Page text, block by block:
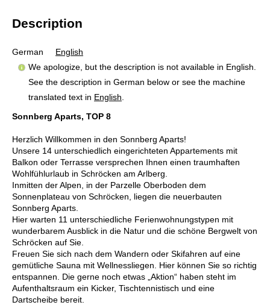
Description
German
English
We apologize, but the description is not available in English.
See the description in German below or see the machine
translated text in English
Sonnberg Aparts, TOP 8
Herzlich Willkommen in den Sonnberg Aparts!
Unsere 14 unterschiedlich eingerichteten Appartements mit
Balkon oder Terrasse versprechen Ihnen einen traumhaften
Wohlfühlurlaub in Schröcken am Arlberg.
Inmitten der Alpen, in der Parzelle Oberboden dem
Sonnenplateau von Schröcken, liegen die neuerbauten
Sonnberg Aparts.
Hier warten 11 unterschiedliche Ferienwohnungstypen mit
wunderbarem Ausblick in die Natur und die schöne Bergwelt von
Schröcken auf Sie.
Freuen Sie sich nach dem Wandern oder Skifahren auf eine
gemütliche Sauna mit Wellnessliegen. Hier können Sie so richtig
entspannen. Die gerne noch etwas „Aktion“ haben steht im
Aufenthaltsraum ein Kicker, Tischtennistisch und eine
Dartscheibe bereit.